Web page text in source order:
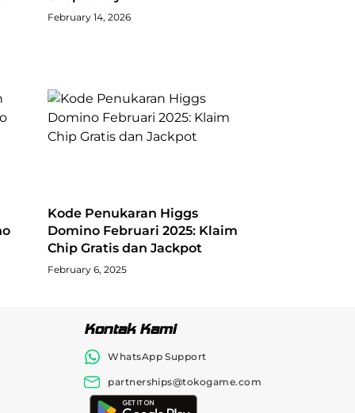
February 14, 2026
Kode Penukaran Higgs
Domino Februari 2025: Klaim
Chip Gratis dan Jackpot
February 6, 2025
Kontak Kami
WhatsApp Support
partnerships@tokogame.com